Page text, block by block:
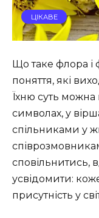
ЦІКАВЕ
Що таке флора і
поняття, які
Їхню суть можна
символах, у
спільниками у
сповільнитись,
усвідомити:
присутність у